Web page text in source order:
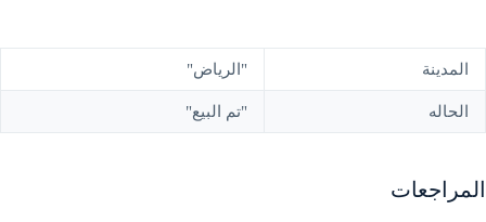
المدينة "الرياض"
الحاله "تم البيع"
المراجعات